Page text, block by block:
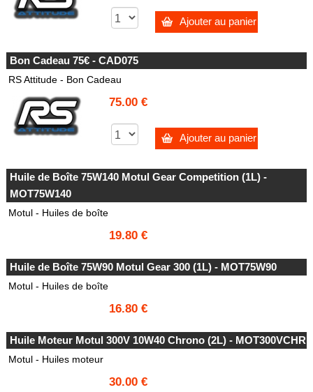
Ajouter au panier
Bon Cadeau 75€ - CAD075
RS Attitude - Bon Cadeau
75.00 €
Ajouter au panier
Huile de Boîte 75W140 Motul Gear Competition (1L) -
MOT75W140
Motul - Huiles de boîte
19.80 €
Huile de Boîte 75W90 Motul Gear 300 (1L) - MOT75W90
Motul - Huiles de boîte
16.80 €
Huile Moteur Motul 300V 10W40 Chrono (2L) - MOT300VCHR
Motul - Huiles moteur
30.00 €